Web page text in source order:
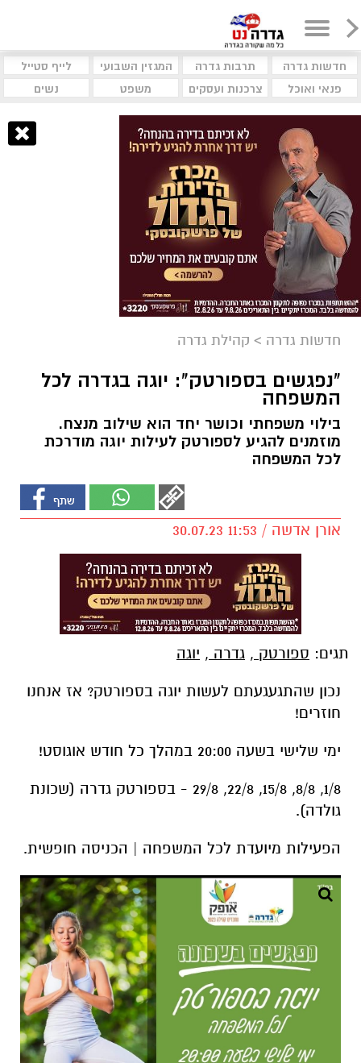
חדשות גדרה תרבות גדרה המגזין השבועי
לייף סטייל
פנאי ואוכל
צרכנות ועסקים משפט נשים
חדשות גדרה > קהילת גדרה
"נפגשים בספורטק": יוגה בגדרה לכל
המשפחה
בילוי משפחתי וכושר יחד הוא שילוב מנצח.
מוזמנים להגיע לספורטק לעילות יוגה מודרכת
לכל המשפחה
אורן אדשה / 11:53 30.07.23
תגים: ספורטק , גדרה , יוגה
נכון שהתגעגעתם לעשות יוגה בספורטק? אז אנחנו
חוזרים!
ימי שלישי בשעה 20:00 במהלך כל חודש אוגוסט!
1/8, 8/8, 15/8, 22/8, 29/8 - בספורטק גדרה (שכונת
גולדה).
הפעילות מיועדת לכל המשפחה | הכניסה חופשית.